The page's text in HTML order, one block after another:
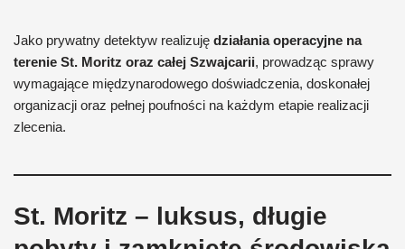
Jako prywatny detektyw realizuję działania operacyjne na
terenie St. Moritz oraz całej Szwajcarii, prowadząc sprawy
wymagające międzynarodowego doświadczenia, doskonałej
organizacji oraz pełnej poufności na każdym etapie realizacji
zlecenia.
St. Moritz – luksus, długie